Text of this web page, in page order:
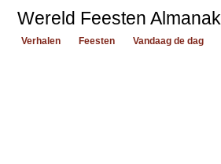
Wereld Feesten Almanak
Verhalen Feesten Vandaag de dag